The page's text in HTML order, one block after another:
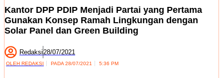
Kantor DPP PDIP Menjadi Partai yang Pertama
Gunakan Konsep Ramah Lingkungan dengan
Solar Panel dan Green Building
Redaksi 28/07/2021
OLEH REDAKSI PADA 28/07/2021 5:36 PM